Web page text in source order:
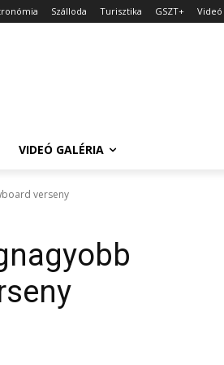
Szálloda Turisztika GSZT+ Videó
VIDEÓ GALÉRIA
verseny